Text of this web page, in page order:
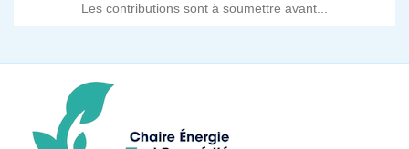
Les contributions sont à soumettre avant...